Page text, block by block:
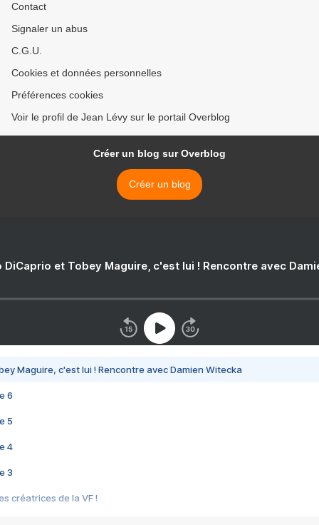
Contact
Signaler un abus
C.G.U.
Cookies et données personnelles
Préférences cookies
Voir le profil de Jean Lévy sur le portail Overblog
Créer un blog sur Overblog
Créer un blog
DiCaprio et Tobey Maguire, c'est lui ! Rencontre avec
Maguire, c'est lui ! Rencontre avec Damien Witecka
6
5
4
3
créatrices de la VF !